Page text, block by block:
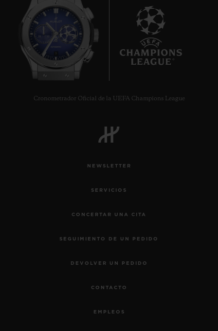
Cronometrador Oficial de la UEFA Champions League
NEWSLETTER
SERVICIOS
CONCERTAR UNA CITA
SEGUIMIENTO DE UN PEDIDO
DEVOLVER UN PEDIDO
CONTACTO
EMPLEOS